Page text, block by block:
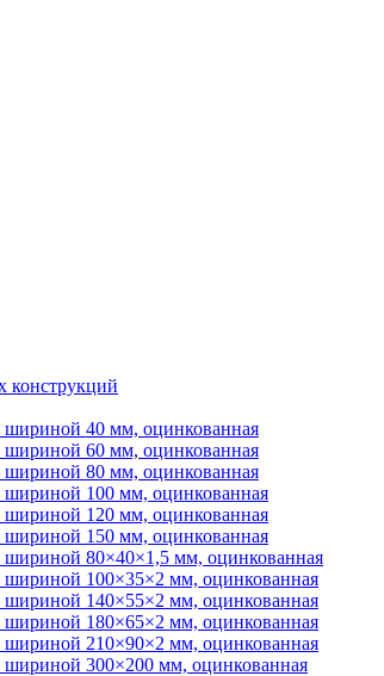
конструкций
шириной 40 мм, оцинкованная
шириной 60 мм, оцинкованная
шириной 80 мм, оцинкованная
шириной 100 мм, оцинкованная
шириной 120 мм, оцинкованная
шириной 150 мм, оцинкованная
шириной 80×40×1,5 мм, оцинкованная
шириной 100×35×2 мм, оцинкованная
шириной 140×55×2 мм, оцинкованная
шириной 180×65×2 мм, оцинкованная
шириной 210×90×2 мм, оцинкованная
шириной 300×200 мм, оцинкованная